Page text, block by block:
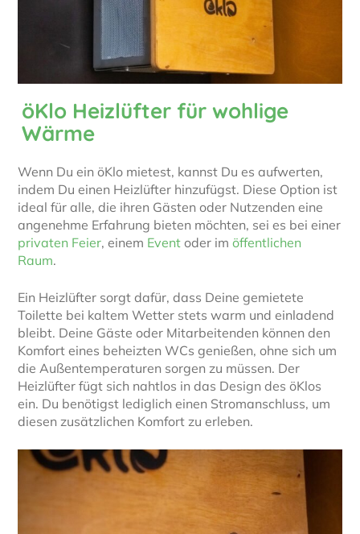
öKlo Heizlüfter für wohlige
Wärme
Wenn Du ein öKlo mietest, kannst Du es aufwerten,
indem Du einen Heizlüfter hinzufügst. Diese Option ist
ideal für alle, die ihren Gästen oder Nutzenden eine
angenehme Erfahrung bieten möchten, sei es bei einer
privaten Feier, einem Event oder imöffentlichen
Raum.
Ein Heizlüfter sorgt dafür, dass Deine gemietete
Toilette bei kaltem Wetter stets warm und einladend
bleibt. Deine Gäste oder Mitarbeitenden können den
Komfort eines beheizten WCs genießen, ohne sich um
die Außentemperaturen sorgen zu müssen. Der
Heizlüfter fügt sich nahtlos in das Design des öKlos
ein. Du benötigst lediglich einen Stromanschluss, um
diesen zusätzlichen Komfort zu erleben.